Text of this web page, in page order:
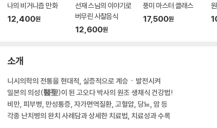
나의 비거니즘 만화
12,400원
선재 스님의 이야기로
버무린 사찰음식
12,600원
풍미 마스터 클래스
17,500원
소개
니시의학의 전통을 현대적, 실증적으로 계승ㆍ발전시켜
일본의 의성(醫聖)이 된 고오다 박사의 원조 생채식 건강법!
비만, 피부병, 만성통증, 자가면역질환, 고혈압, 당뇨, 암 등
각종 난치병의 완치 사례담과 상세한 치료법, 치료성과 수록